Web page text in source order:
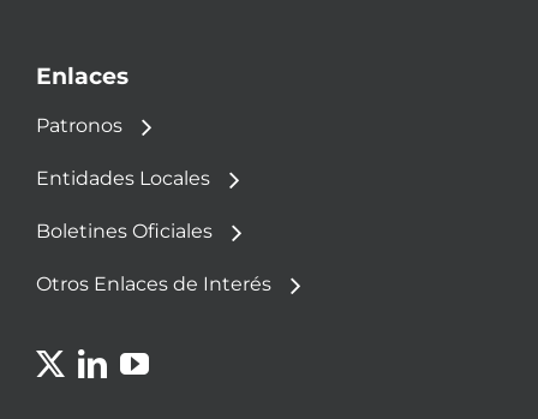
Enlaces
Patronos
Entidades Locales
Boletines Oficiales
Otros Enlaces de Interés